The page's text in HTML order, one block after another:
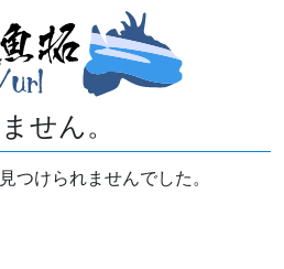
せん。
つけられませんでした。